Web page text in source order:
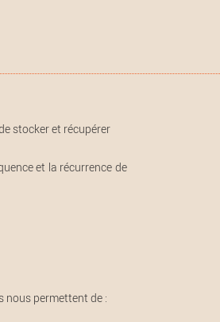
stocker et récupérer
et la récurrence de
nous permettent de :